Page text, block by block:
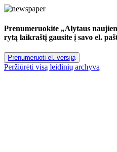
Prenumeruokite „Alytaus
rytą laikraštį gausite į savo el.
Prenumeruoti el. versiją
Peržiūrėti visą leidinių archyvą